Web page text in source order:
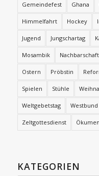
Gemeindefest Ghana
Himmelfahrt Hockey
Jugend Jungschartag
Mosambik
Ostern Pröbstin
Spielen Stühle
Weltgebetstag Westbund
Zeltgottesdienst
KATEGORIEN